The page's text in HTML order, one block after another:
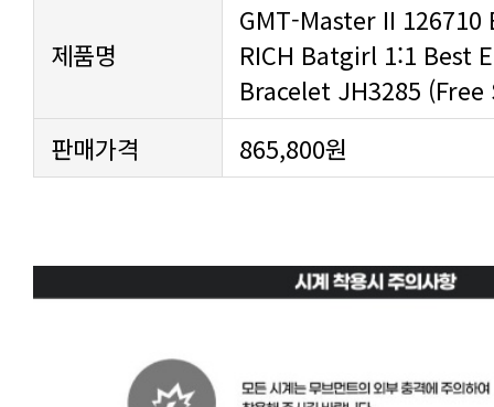
제품명
Bracelet JH3285
판매가격
865,800원